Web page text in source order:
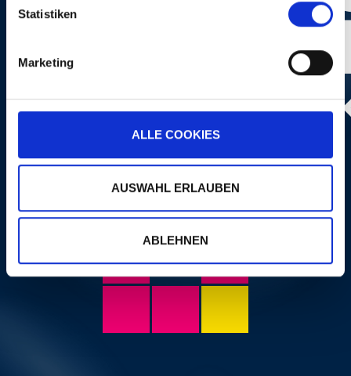
Statistiken
Marketing
ALLE COOKIES
AUSWAHL ERLAUBEN
ABLEHNEN